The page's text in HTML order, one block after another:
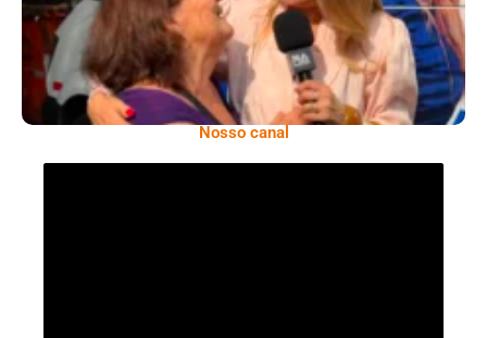
Nosso canal